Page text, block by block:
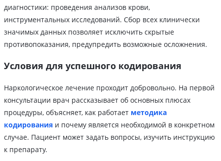
диагностики: проведения анализов крови,
инструментальных исследований. Сбор всех клинически
значимых данных позволяет исключить скрытые
противопоказания, предупредить возможные осложнения.
Условия для успешного кодирования
Наркологическое лечение проходит добровольно. На первой
консультации врач рассказывает об основных плюсах
процедуры, объясняет, как работает методика
кодирования и почему является необходимой в конкретном
случае. Пациент может задать вопросы, изучить инструкцию
к препарату.